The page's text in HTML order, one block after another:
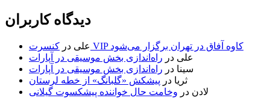
دیدگاه کاربران
علی در
کنسرت VIP کاوه آفاق در تهران برگزار می‌شود
علی در راه‌اندازی بخش موسیقی در آپارات
سینا در راه‌اندازی بخش موسیقی در آپارات
ثریا در پیشکش «گلبانگ» از خطه لرستان
لادن در وخامت حال خواننده پیشکسوت گیلانی